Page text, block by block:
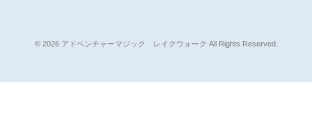
© 2026 アドベンチャーマジック レイクウォーク All Rights Reserved.